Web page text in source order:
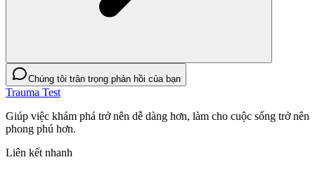
Chúng tôi trân trọng phản hồi của bạn
Trauma Test
Giúp việc khám phá trở nên dễ dàng hơn, làm cho cuộc sống trở nên
phong phú hơn.
Liên kết nhanh